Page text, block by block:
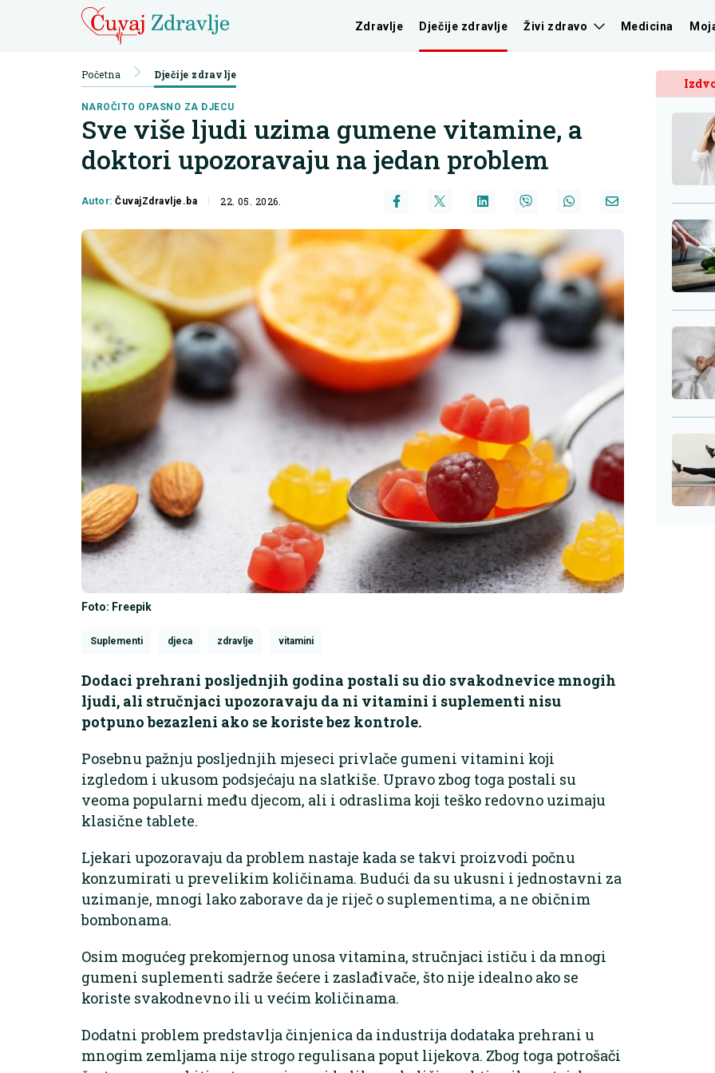
Zdravlje Dječije zdravlje Živi zdravo Medicina
Početna Dječije zdravlje
NAROČITO OPASNO ZA DJECU
Sve više ljudi uzima gumene vitamine, a
doktori upozoravaju na jedan problem
Autor:ČuvajZdravlje.ba 22. 05. 2026.
Foto: Freepik
Suplementi djeca zdravlje vitamini
Dodaci prehrani posljednjih godina postali su dio svakodnevice mnogih
ljudi, ali stručnjaci upozoravaju da ni vitamini i suplementi nisu
potpuno bezazleni ako se koriste bez kontrole.
Posebnu pažnju posljednjih mjeseci privlače gumeni vitamini koji
izgledom i ukusom podsjećaju na slatkiše. Upravo zbog toga postali su
veoma popularni među djecom, ali i odraslima koji teško redovno uzimaju
klasične tablete.
Ljekari upozoravaju da problem nastaje kada se takvi proizvodi počnu
konzumirati u prevelikim količinama. Budući da su ukusni i jednostavni za
uzimanje, mnogi lako zaborave da je riječ o suplementima, a ne običnim
bombonama.
Osim mogućeg prekomjernog unosa vitamina, stručnjaci ističu i da mnogi
gumeni suplementi sadrže šećere i zaslađivače, što nije idealno ako se
koriste svakodnevno ili u većim količinama.
Dodatni problem predstavlja činjenica da industrija dodataka prehrani u
mnogim zemljama nije strogo regulisana poput lijekova. Zbog toga potrošači